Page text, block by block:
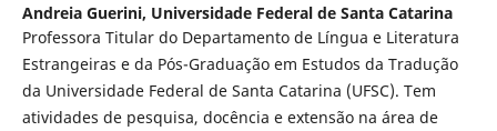
Andreia Guerini, Universidade Federal de Santa Catarina
Professora Titular do Departamento de Língua e Literatura
Estrangeiras e da Pós-Graduação em Estudos da Tradução
da Universidade Federal de Santa Catarina (UFSC). Tem
atividades de pesquisa, docência e extensão na área de